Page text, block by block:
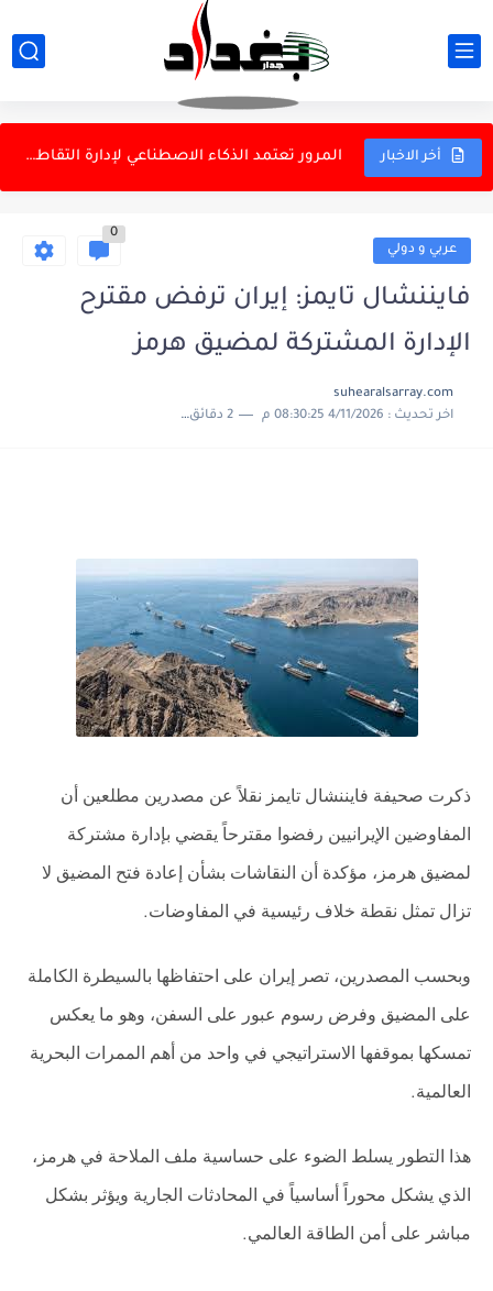
أخر الاخبار
الزيدي يستقبل رئيس الاستخبارات السعودية
العتبة الكاظمية: لا تعيينات ونحذر من الاحتيال
المرور تعتمد الذكاء الاصطناعي لإدارة التقاطعات
نقابة البحريين العراقيين ترفض المذكرة السعودية الكويتية بشأن الحدود البحرية عربي و دولي
0
فايننشال تايمز: إيران ترفض مقترح
الإدارة المشتركة لمضيق هرمز
suhearalsarray.com
اخر تحديث : 4/11/2026 08:30:25 م 2 دقائق للقراءة
ذكرت صحيفة فايننشال تايمز نقلاً عن مصدرين مطلعين أن
المفاوضين الإيرانيين رفضوا مقترحاً يقضي بإدارة مشتركة
لمضيق هرمز، مؤكدة أن النقاشات بشأن إعادة فتح المضيق لا
تزال تمثل نقطة خلاف رئيسية في المفاوضات.
وبحسب المصدرين، تصر إيران على احتفاظها بالسيطرة الكاملة
على المضيق وفرض رسوم عبور على السفن، وهو ما يعكس
تمسكها بموقفها الاستراتيجي في واحد من أهم الممرات البحرية
العالمية.
هذا التطور يسلط الضوء على حساسية ملف الملاحة في هرمز،
الذي يشكل محوراً أساسياً في المحادثات الجارية ويؤثر بشكل
مباشر على أمن الطاقة العالمي.